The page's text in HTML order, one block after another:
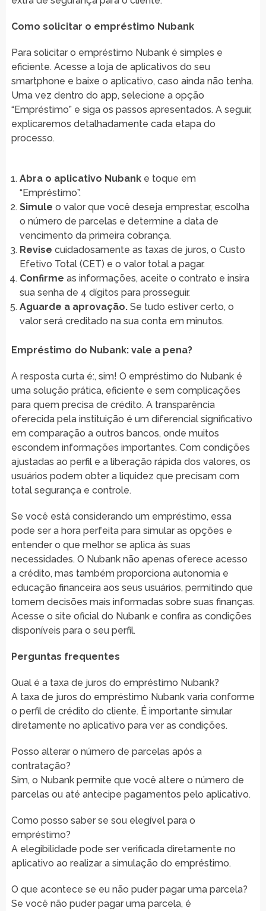
Como solicitar o empréstimo Nubank
Para solicitar o empréstimo Nubank é simples e
eficiente. Acesse a loja de aplicativos do seu
smartphone e baixe o aplicativo, caso ainda não tenha.
Uma vez dentro do app, selecione a opção
“Empréstimo” e siga os passos apresentados. A seguir,
explicaremos detalhadamente cada etapa do
processo.
Abra o aplicativo Nubanke toque em
“Empréstimo”.
Simule o valor que você deseja emprestar, escolha
o número de parcelas e determine a data de
vencimento da primeira cobrança.
Revise cuidadosamente as taxas de juros, o Custo
Efetivo Total (CET) e o valor total a pagar.
Confirme as informações, aceite o contrato e insira
sua senha de 4 dígitos para prosseguir.
Aguarde a aprovação.Se tudo estiver certo, o
valor será creditado na sua conta em minutos.
Empréstimo do Nubank: vale a pena?
A resposta curta é:, sim! O empréstimo do Nubank é
uma solução prática, eficiente e sem complicações
para quem precisa de crédito. A transparência
oferecida pela instituição é um diferencial significativo
em comparação a outros bancos, onde muitos
escondem informações importantes. Com condições
ajustadas ao perfil e a liberação rápida dos valores, os
usuários podem obter a liquidez que precisam com
total segurança e controle.
Se você está considerando um empréstimo, essa
pode ser a hora perfeita para simular as opções e
entender o que melhor se aplica às suas
necessidades. O Nubank não apenas oferece acesso
a crédito, mas também proporciona autonomia e
educação financeira aos seus usuários, permitindo que
tomem decisões mais informadas sobre suas finanças.
Acesse o site oficial do Nubank e confira as condições
disponíveis para o seu perfil.
Perguntas frequentes
Qual é a taxa de juros do empréstimo Nubank?
A taxa de juros do empréstimo Nubank varia conforme
o perfil de crédito do cliente. É importante simular
diretamente no aplicativo para ver as condições.
Posso alterar o número de parcelas após a
contratação?
Sim, o Nubank permite que você altere o número de
parcelas ou até antecipe pagamentos pelo aplicativo.
Como posso saber se sou elegível para o
empréstimo?
A elegibilidade pode ser verificada diretamente no
aplicativo ao realizar a simulação do empréstimo.
O que acontece se eu não puder pagar uma parcela?
Se você não puder pagar uma parcela, é